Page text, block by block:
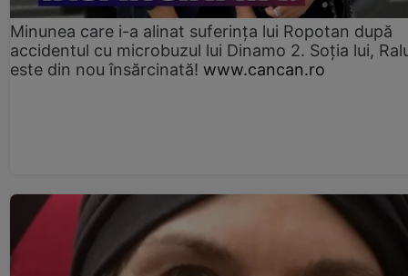
Minunea care i-a alinat suferința lui Ropotan după
accidentul cu microbuzul lui Dinamo 2. Soția lui,
este din nou însărcinată! www.cancan.ro